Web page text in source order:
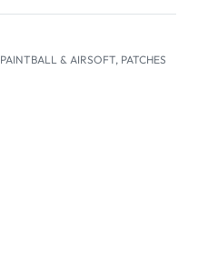
PAINTBALL & AIRSOFT, PATCHES